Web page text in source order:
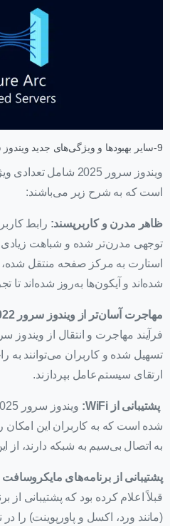
9-سایر بهبودها و ویژگی‌های جدید ویندوز سرور 2025
ویندوز سرور 2025
است که به شرح زیر می‌باشند:
ظاهر مدرن و کاربرپسند: رابط
استارت به مرکز صفحه منتقل شده،
شده‌اند و آیکون‌ها به‌روز شده‌اند تا
مهاجرت آسان‌تر از ویندوز سرور 2022:
تسهیل شده و کاربران می‌توانند
ارتقای سیستم‌عامل بپردازند.
پشتیبانی از WiFi:
شده است که به کاربران این امکان
به اتصال بی‌سیم به شبکه دارند، از
پشتیبانی از برنامه‌های مایکروسافت 365:
(مانند ورد، اکسل و پاورپوینت) را